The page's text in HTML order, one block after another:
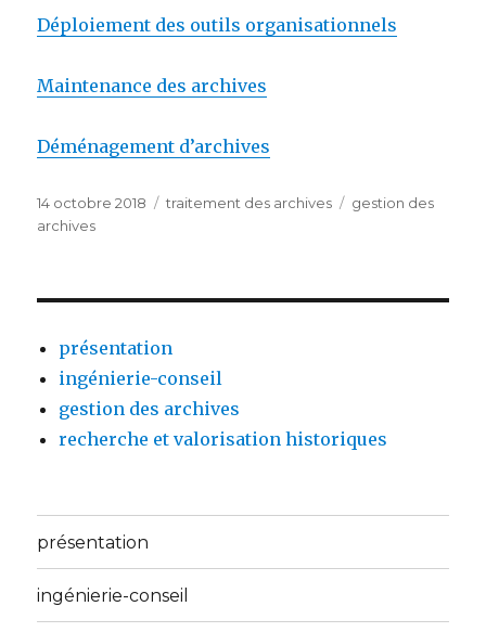
Déploiement des outils organisationnels
Maintenance des archives
Déménagement d’archives
Publié
le
14 octobre 2018 Catégories
traitement des archives Étiquettes
gestion des
archives
présentation
ingénierie-conseil
gestion des archives
recherche et valorisation historiques
présentation
ingénierie-conseil